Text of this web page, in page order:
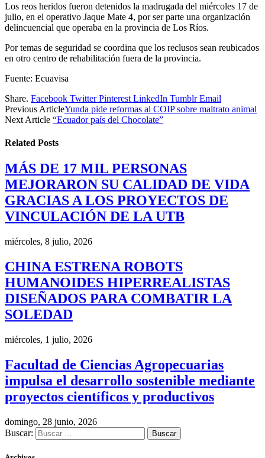
Los reos heridos fueron detenidos la madrugada del miércoles 17 de
julio, en el operativo Jaque Mate 4, por ser parte una organización
delincuencial que operaba en la provincia de Los Ríos.
Por temas de seguridad se coordina que los reclusos sean reubicados
en otro centro de rehabilitación fuera de la provincia.
Fuente: Ecuavisa
Share. Facebook Twitter Pinterest LinkedIn Tumblr Email
Previous ArticleYunda pide reformas al COIP sobre maltrato animal
Next Article “Ecuador país del Chocolate”
Related Posts
MÁS DE 17 MIL PERSONAS
MEJORARON SU CALIDAD DE VIDA
GRACIAS A LOS PROYECTOS DE
VINCULACIÓN DE LA UTB
miércoles, 8 julio, 2026
CHINA ESTRENA ROBOTS
HUMANOIDES HIPERREALISTAS
DISEÑADOS PARA COMBATIR LA
SOLEDAD
miércoles, 1 julio, 2026
Facultad de Ciencias Agropecuarias
impulsa el desarrollo sostenible mediante
proyectos científicos y productivos
domingo, 28 junio, 2026
Buscar: